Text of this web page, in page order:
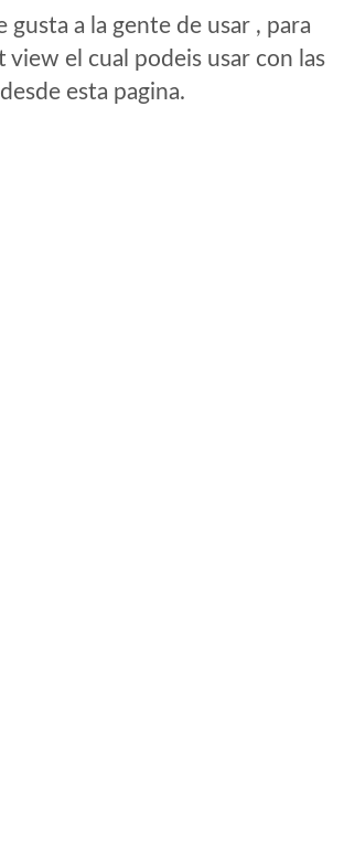
a la gente de usar , para
el cual podeis usar con las
esta pagina.